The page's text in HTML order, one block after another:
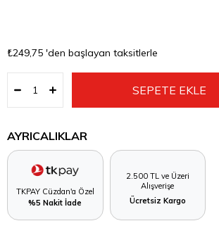
₺249,75 'den başlayan taksitlerle
AYRICALIKLAR
TKPAY Cüzdan'a Özel
%5 Nakit İade
2.500 TL ve Üzeri
Alışverişe
Ücretsiz Kargo